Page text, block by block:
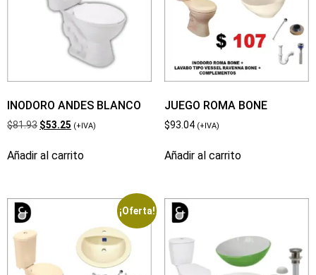
INODORO ANDES BLANCO
$81.93 $53.25 (+IVA)
Añadir al carrito
JUEGO ROMA BONE
$93.04 (+IVA)
Añadir al carrito
¡Oferta!